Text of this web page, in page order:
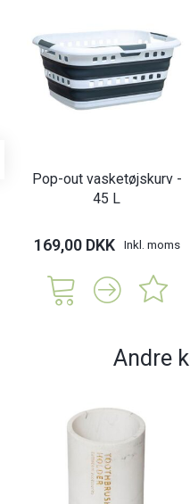
Pop-out vasketøjskurv -
45 L
169,00 DKK Inkl. moms
Andre